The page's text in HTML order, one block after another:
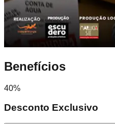
Benefícios
40%
Desconto Exclusivo